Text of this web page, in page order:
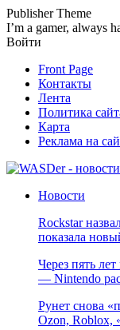
Publisher Theme
I’m a gamer, always
Войти
Front Page
Контакты
Лента
Политика
Карта
Реклама на
Новости
Rockstar
показала
Через пять
— Nintendo
Рунет снова
Ozon, Roblox,